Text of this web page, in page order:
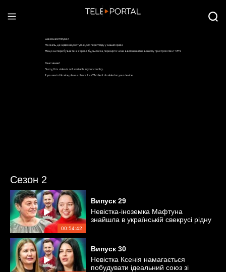
Сезон 2
00:54:42
Випуск 29
Невістка-іноземка Мафтуна
знайшла в українській свекрусі рідну
Випуск 30
Невістка Ксенія намагається
побудувати ідеальний союз зі